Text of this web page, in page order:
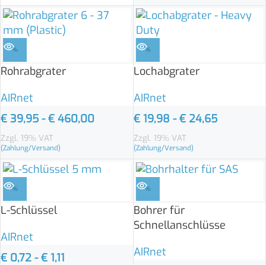
%
Rohrabgrater
AIRnet
€ 39,95 -€ 460,00
Zzgl. 19% VAT
(Zahlung/Versand)
%
Lochabgrater
AIRnet
€19,98 -€24,65
Zzgl. 19% VAT
(Zahlung/Versand)
%
L-Schlüssel
AIRnet
€ 0,72 -€ 1,11
%
Bohrer für
Schnellanschlüsse
AIRnet